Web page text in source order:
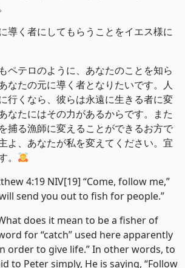
導く者にしてもらうことをイエス様に
ペテロのように、あなたのことを知ら
なたの元に導く者となりたいです。人
行くなら、彼らは永遠に生きる者に変
なたにはその力があるからです。また
捕る漁師に変えることができるお方で
よ、あなたが私を変えてください。宜
4:19 NIV[19] “Come, follow me,”
will send you out to fish for people.”
does it mean to be a fisher of
for “catch” used here apparently
order to give life.” In other words, to
to Peter simply, He is saying, “Follow